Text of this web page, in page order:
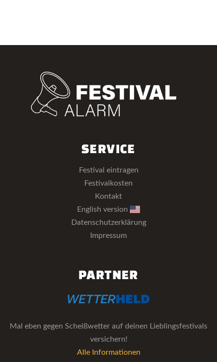
SERVICE
Festival eintragen
Festivalkosten
Kontakt
English version
Datenschutzerklärung
Impressum
PARTNER
Mal eben gegen Scheißwetter auf deinen Lieblingsfestivals
versichern!
Alle Informationen